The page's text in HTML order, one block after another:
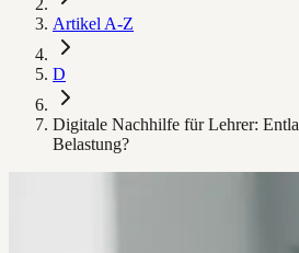
Artikel A-Z
D
Digitale Nachhilfe für Lehrer:
Belastung?